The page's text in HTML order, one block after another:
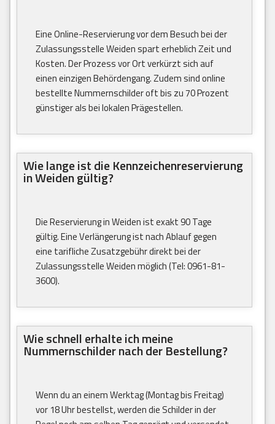
Eine Online-Reservierung vor dem Besuch bei der
Zulassungsstelle Weiden spart erheblich Zeit und
Kosten. Der Prozess vor Ort verkürzt sich auf
einen einzigen Behördengang. Zudem sind online
bestellte Nummernschilder oft bis zu 70 Prozent
günstiger als bei lokalen Prägestellen.
Wie lange ist die Kennzeichenreservierung
in Weiden gültig?
Die Reservierung in Weiden ist exakt 90 Tage
gültig. Eine Verlängerung ist nach Ablauf gegen
eine tarifliche Zusatzgebühr direkt bei der
Zulassungsstelle Weiden möglich (Tel: 0961-81-
3600).
Wie schnell erhalte ich meine
Nummernschilder nach der Bestellung?
Wenn du an einem Werktag (Montag bis Freitag)
vor 18 Uhr bestellst, werden die Schilder in der